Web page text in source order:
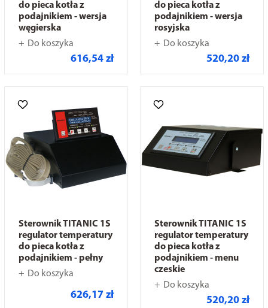
do pieca kotła z
podajnikiem - wersja
węgierska
Do koszyka
616,54 zł
do pieca kotła z
podajnikiem - wersja
rosyjska
Do koszyka
520,20 zł
Sterownik TITANIC 1S
regulator temperatury
do pieca kotła z
podajnikiem - pełny
Do koszyka
626,17 zł
Sterownik TITANIC 1S
regulator temperatury
do pieca kotła z
podajnikiem - menu
czeskie
Do koszyka
520,20 zł